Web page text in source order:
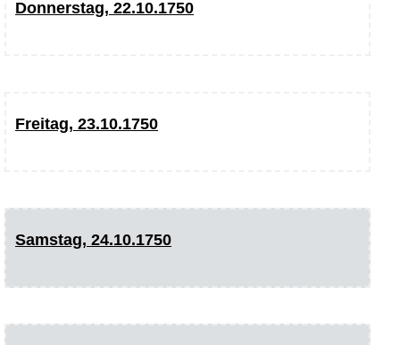
Donnerstag, 22.10.1750
Freitag, 23.10.1750
Samstag, 24.10.1750